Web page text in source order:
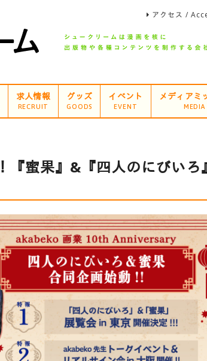
アクセス /
求人情報
RECRUIT
グッズ
GOODS
イベント
EVENT
メディアミ
MEDIA
蜜果』&『四人のにびいろ